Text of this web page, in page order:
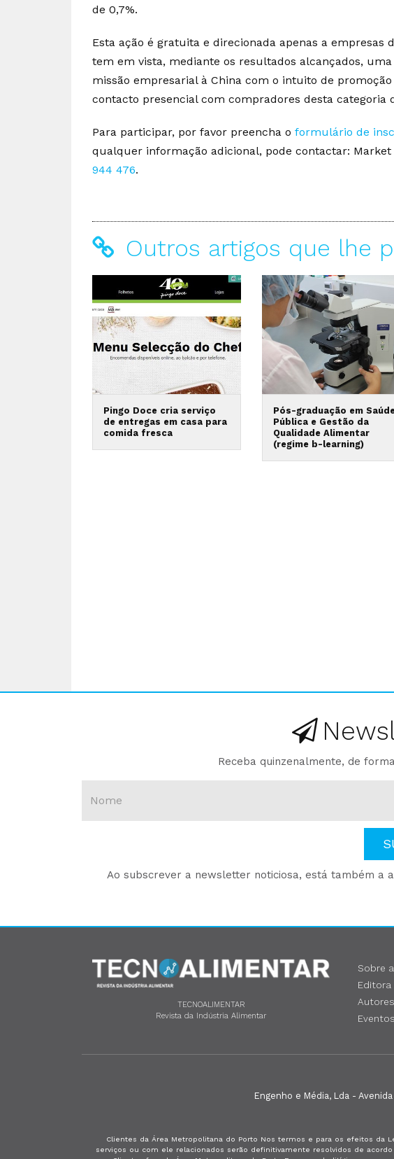
de 0,7%.
Esta ação é gratuita e direcionada apenas a empresas
tem em vista, mediante os resultados alcançados,
missão empresarial à China com o intuito de
contacto presencial com compradores desta categoria
Para participar, por favor preencha o formulário de
qualquer informação adicional, pode contactar: Market
944 476.
Outros artigos que lhe
Pingo Doce cria serviço
de entregas em casa para
comida fresca
Pós-graduação em
Pública e Gestão da
Qualidade Alimentar
(regime b-learning)
Receba quinzenalmente, de
Ao subscrever a newsletter noticiosa, está também a
TECNOALIMENTAR
Revista da Indústria Alimentar
Sobre
Editora
Autores
Eventos
Engenho e Média, Lda -
Clientes da Área Metropolitana do Porto Nos termos e para os efeitos
serviços ou com ele relacionados serão definitivamente resolvidos de